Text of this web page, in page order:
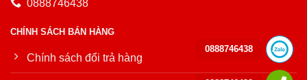
0888746438
CHÍNH SÁCH BÁN HÀNG
Chính sách đổi trả hàng
0888746438